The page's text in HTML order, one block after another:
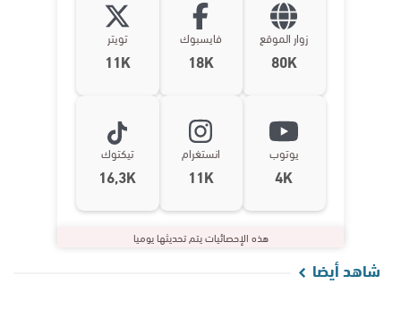
زوار الموقع
80K
فايسبوك
18K
تويتر
11K
يوتوب
4K
انستغرام
11K
تيكتوك
16,3K
هذه الإحصائيات يتم تحديثها يوميا
شاهد أيضا